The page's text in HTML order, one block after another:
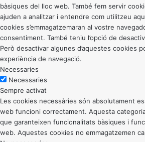
bàsiques del lloc web. També fem servir
ajuden a analitzar i entendre com utilitzeu
cookies s’emmagatzemaran al vostre
consentiment. També teniu l’opció de
Però desactivar algunes d’aquestes cookies
experiència de navegació.
Necessaries
Necessaries
Sempre activat
Les cookies necessàries són absolutament
web funcioni correctament. Aquesta
que garanteixen funcionalitats bàsiques i
web. Aquestes cookies no emmagatzemen